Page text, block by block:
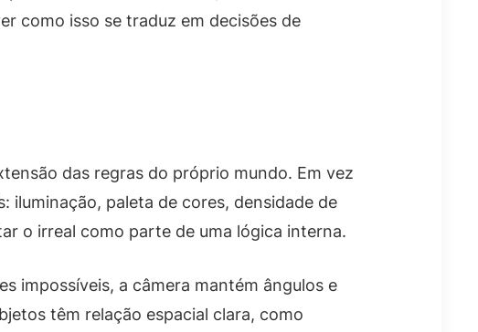
como isso se traduz em decisões de
das regras do próprio mundo. Em vez
iluminação, paleta de cores, densidade de
o irreal como parte de uma lógica interna.
impossíveis, a câmera mantém ângulos e
têm relação espacial clara, como